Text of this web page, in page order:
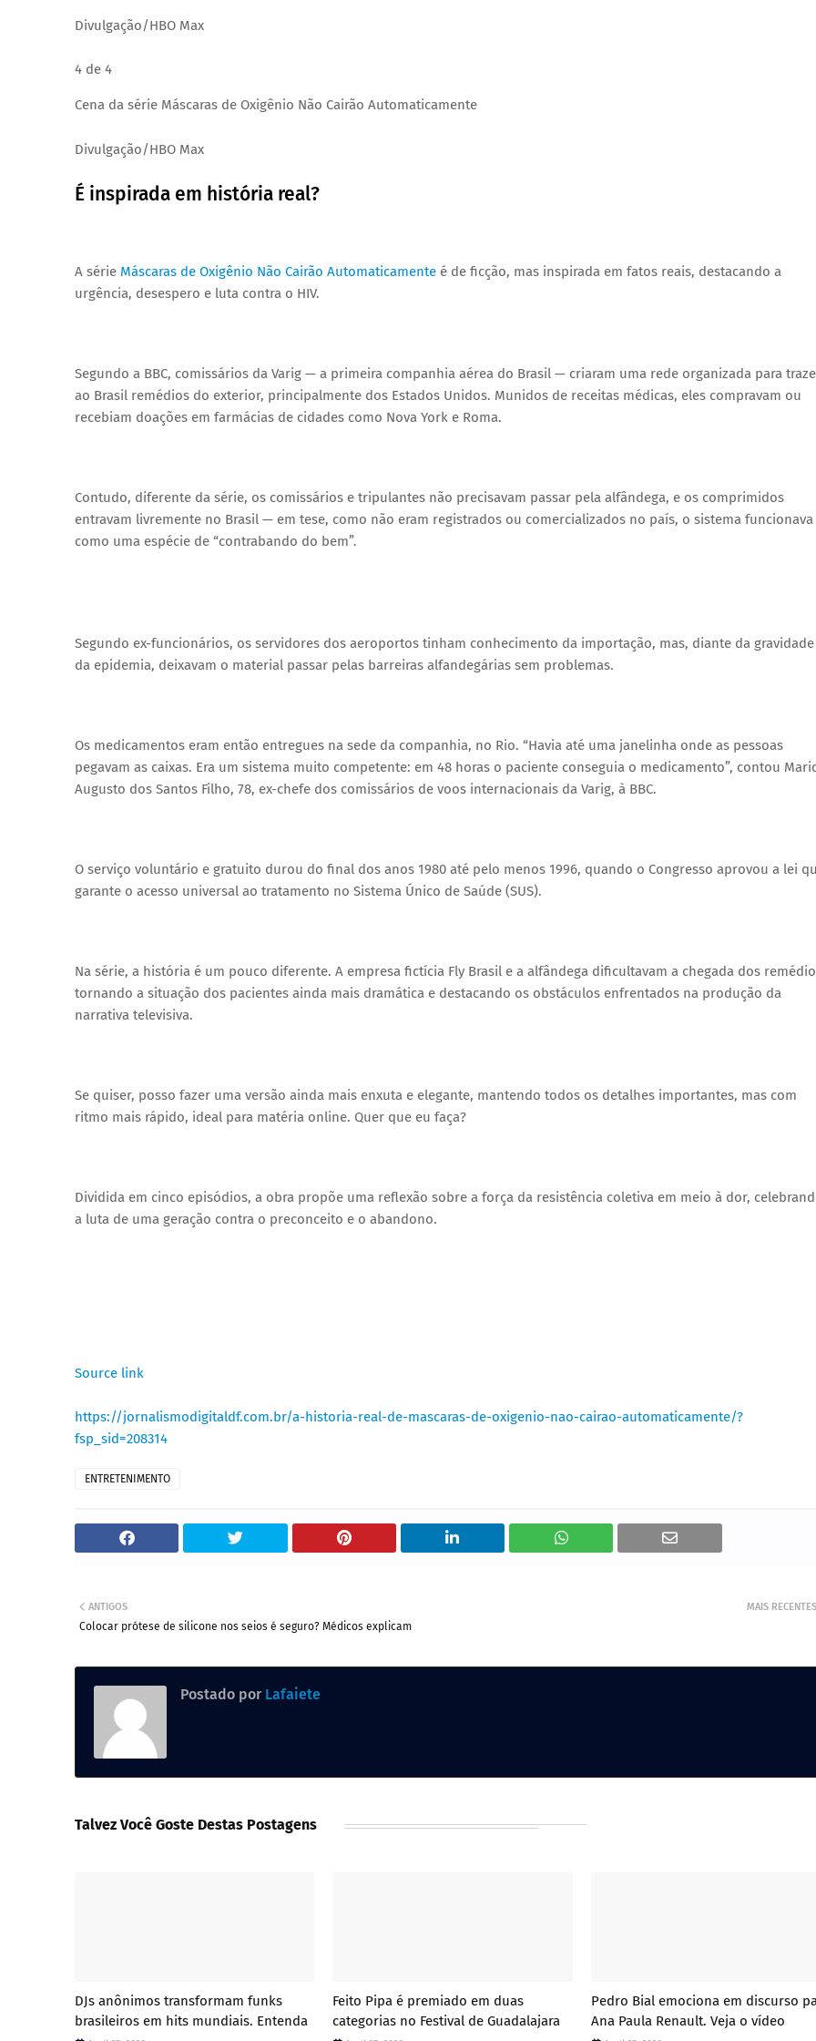
Divulgação/HBO Max
4 de 4
Cena da série Máscaras de Oxigênio Não Cairão Automaticamente
Divulgação/HBO Max
É inspirada em história real?
A série Máscaras de Oxigênio Não Cairão Automaticamente é de ficção, mas inspirada em fatos reais, destacando a
urgência, desespero e luta contra o HIV.
Segundo a BBC, comissários da Varig — a primeira companhia aérea do Brasil — criaram uma rede organizada para
ao Brasil remédios do exterior, principalmente dos Estados Unidos. Munidos de receitas médicas, eles compravam ou
recebiam doações em farmácias de cidades como Nova York e Roma.
Contudo, diferente da série, os comissários e tripulantes não precisavam passar pela alfândega, e os comprimidos
entravam livremente no Brasil — em tese, como não eram registrados ou comercializados no país, o sistema funcionava
como uma espécie de “contrabando do bem”.
Segundo ex-funcionários, os servidores dos aeroportos tinham conhecimento da importação, mas, diante da gravidade
da epidemia, deixavam o material passar pelas barreiras alfandegárias sem problemas.
Os medicamentos eram então entregues na sede da companhia, no Rio. “Havia até uma janelinha onde as pessoas
pegavam as caixas. Era um sistema muito competente: em 48 horas o paciente conseguia o medicamento”, contou
Augusto dos Santos Filho, 78, ex-chefe dos comissários de voos internacionais da Varig, à BBC.
O serviço voluntário e gratuito durou do final dos anos 1980 até pelo menos 1996, quando o Congresso aprovou a lei
garante o acesso universal ao tratamento no Sistema Único de Saúde (SUS).
Na série, a história é um pouco diferente. A empresa fictícia Fly Brasil e a alfândega dificultavam a chegada dos
tornando a situação dos pacientes ainda mais dramática e destacando os obstáculos enfrentados na produção da
narrativa televisiva.
Se quiser, posso fazer uma versão ainda mais enxuta e elegante, mantendo todos os detalhes importantes, mas com
ritmo mais rápido, ideal para matéria online. Quer que eu faça?
Dividida em cinco episódios, a obra propõe uma reflexão sobre a força da resistência coletiva em meio à dor,
a luta de uma geração contra o preconceito e o abandono.
Source link
https://jornalismodigitaldf.com.br/a-historia-real-de-mascaras-de-oxigenio-nao-cairao-automaticamente/?
fsp_sid=208314
ENTRETENIMENTO
MAIS RECENTES
ANTIGOS
Colocar prótese de silicone nos seios é seguro? Médicos explicam
Postado por Lafaiete
Talvez Você Goste Destas Postagens
DJs anônimos transformam funks
brasileiros em hits mundiais. Entenda
Feito Pipa é premiado em duas
categorias no Festival de Guadalajara
Pedro Bial emociona em discurso
Ana Paula Renault. Veja o vídeo